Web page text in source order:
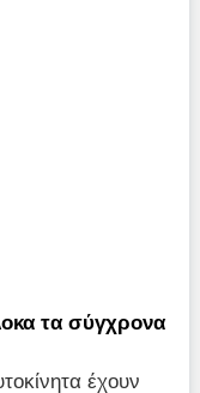
τα σύγχρονα
έχουν